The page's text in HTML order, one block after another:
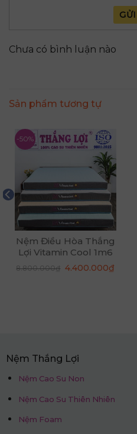
GỬI
Chưa có bình luận nào
Sản phẩm tương tự
-50%
Nệm Điều Hòa Thắng
Lợi Vitamin Cool 1m6
x 2m x 10cm
8.800.000₫ Giá
4.400.000₫
Nệm Thắng Lợi
Nệm Cao Su Non
Nệm Cao Su Thiên Nhiên
Nệm Foam